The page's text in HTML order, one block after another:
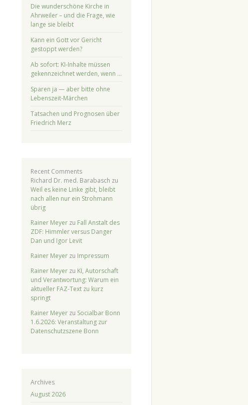
Die wunderschöne Kirche in
Ahrweiler – und die Frage, wie
lange sie bleibt
Kann ein Gott vor Gericht
gestoppt werden?
Ab sofort: KI-Inhalte müssen
gekennzeichnet werden, wenn …
Sparen ja — aber bitte ohne
Lebenszeit-Märchen
Tatsachen und Prognosen über
Friedrich Merz
Recent Comments
Richard Dr. med. Barabasch zu
Weil es keine Linke gibt, bleibt
nach allen nur ein Strohmann
übrig
Rainer Meyerzu Fall Anstalt des
ZDF: Himmler versus Danger
Dan und Igor Levit
Rainer Meyerzu Impressum
Rainer Meyerzu KI, Autorschaft
und Verantwortung: Warum ein
aktueller FAZ-Text zu kurz
springt
Rainer Meyerzu Socialbar Bonn
1.6.2026: Veranstaltung zur
Datenschutzszene Bonn
Archives
August 2026